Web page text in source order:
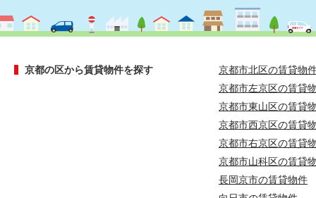
京都の区から賃貸物件を探す
京都市北区の賃貸物
京都市左京区の賃貸
京都市東山区の賃貸
京都市西京区の賃貸
京都市右京区の賃貸
京都市山科区の賃貸
長岡京市の賃貸物件